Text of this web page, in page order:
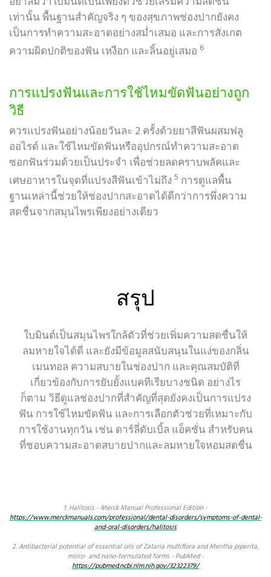
เท่านั้น พื้นฐานสำคัญจริง ๆ ของสุขภาพช่องปากยังคง
เป็นการทำความสะอาดอย่างสม่ำเสมอ และการสังเกต
ความผิดปกติของฟัน เหงือก และลิ้นอยู่เสมอ 6
การแปรงฟันและการใช้ไหมขัดฟันอย่างถูก
วิธี
ควรแปรงฟันอย่างน้อยวันละ 2 ครั้งด้วยยาสีฟันผสมฟลู
ออไรด์ และใช้ไหมขัดฟันหรืออุปกรณ์ทำความสะอาด
ซอกฟันร่วมด้วยเป็นประจำ เพื่อช่วยลดคราบพลัคและ
เศษอาหารในจุดที่แปรงสีฟันเข้าไม่ถึง 5 การดูแลพื้น
ฐานเหล่านี้ช่วยให้ช่องปากสะอาดได้ดีกว่าการพึ่งความ
สดชื่นจากสมุนไพรเพียงอย่างเดียว
สรุป
ใบมินต์เป็นสมุนไพรใกล้ตัวที่ช่วยเพิ่มความสดชื่นให้
ลมหายใจได้ดี และยังมีข้อมูลสนับสนุนในแง่ของกลิ่น
เมนทอล ความสบายในช่องปาก และคุณสมบัติที่
เกี่ยวข้องกับการยับยั้งแบคทีเรียบางชนิด อย่างไร
ก็ตาม วิธีดูแลช่องปากที่สำคัญที่สุดยังคงเป็นการแปรง
ฟัน การใช้ไหมขัดฟัน และการเลือกตัวช่วยที่เหมาะกับ
การใช้งานทุกวัน เช่น ดาร์ลี่ดับเบิ้ล แอ็คชั่น สำหรับคน
ที่ชอบความสะอาดสบายปากและลมหายใจหอมสดชื่น
1. Halitosis - Merck Manual Professional Edition -
https://www.merckmanuals.com/professional/dental-disorders/symptoms-of-dental-
and-oral-disorders/halitosis
2. Antibacterial potential of essential oils of Zataria multiflora and Mentha piperita,
micro- and nano-formulated forms - PubMed -
https://pubmed.ncbi.nlm.nih.gov/32322379/